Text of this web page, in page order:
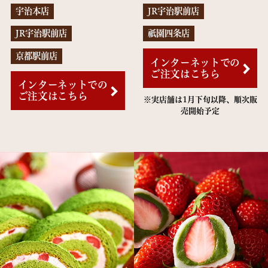
宇治本店
JR宇治駅前店
京都駅前店
インターネットでの
ご注文はこちら
JR宇治駅前店
祇園四条店
インターネットでの
ご注文はこちら
※実店舗は1月下旬以降、順次販
売開始予定